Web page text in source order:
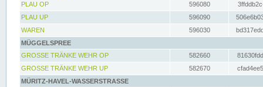
PLAU OP
596080
PLAU UP
596090
WAREN
596030
MÜGGELSPREE
GROSSE TRÄNKE WEHR OP
582660
GROSSE TRÄNKE WEHR UP
582670
MÜRITZ-HAVEL-WASSERSTRASSE